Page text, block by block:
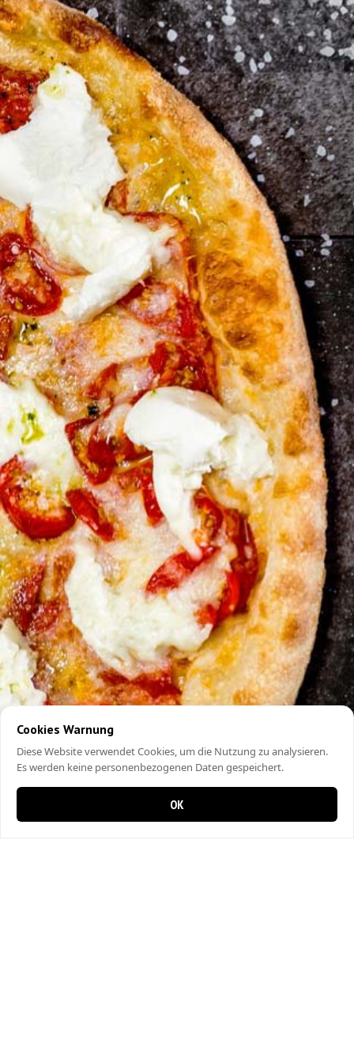
Cookies Warnung
Diese Website verwendet Cookies, um die Nutzung zu analysieren.
Es werden keine personenbezogenen Daten gespeichert.
OK